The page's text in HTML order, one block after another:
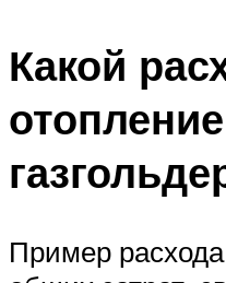
Какой
отопление
Пример